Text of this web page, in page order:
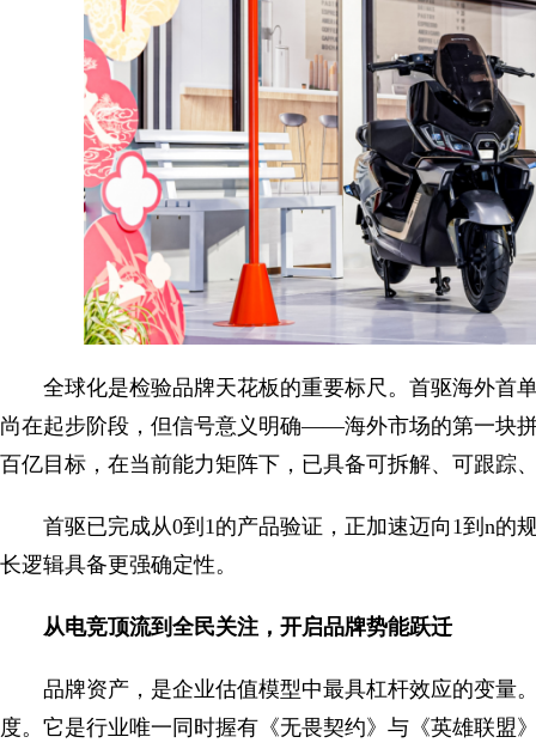
全球化是检验品牌天花板的重要标尺。首驱海外首
尚在起步阶段，但信号意义明确——海外市场的第一块
百亿目标，在当前能力矩阵下，已具备可拆解、可跟踪
首驱已完成从0到1的产品验证，正加速迈向1到n的
长逻辑具备更强确定性。
从电竞顶流到全民关注，开启品牌势能跃迁
品牌资产，是企业估值模型中最具杠杆效应的变量
度。它是行业唯一同时握有《无畏契约》与《英雄联盟